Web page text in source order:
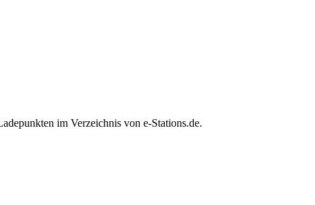
im Verzeichnis von e-Stations.de.